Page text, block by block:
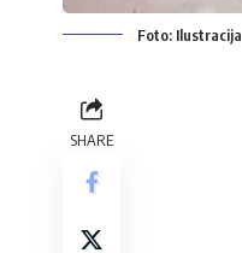
Foto: Ilustracija
SHARE